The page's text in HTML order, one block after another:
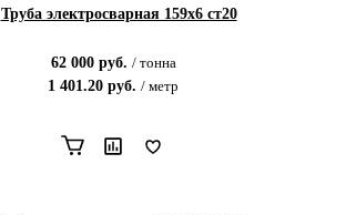
Труба электросварная 159х6 ст20
62 000руб. / тонна
1 401.20 руб. / метр